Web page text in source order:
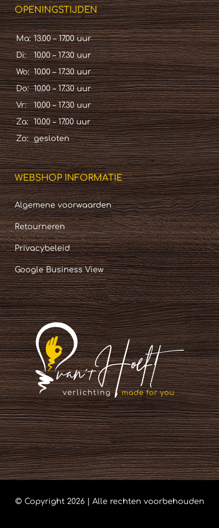
OPENINGSTIJDEN
Ma: 13.00 – 17.00 uur
Di:
10.00 – 17.30 uur
Wo: 10.00 – 17.30 uur
Do: 10.00 – 17.30 uur
Vr:
10.00 – 17.30 uur
Za:
10.00 – 17.00 uur
Zo:
gesloten
WEBSHOP INFORMATIE
Algemene voorwaarden
Retourneren
Privacybeleid
Google Business View
© Copyright 2026 | Alle rechten voorbehouden